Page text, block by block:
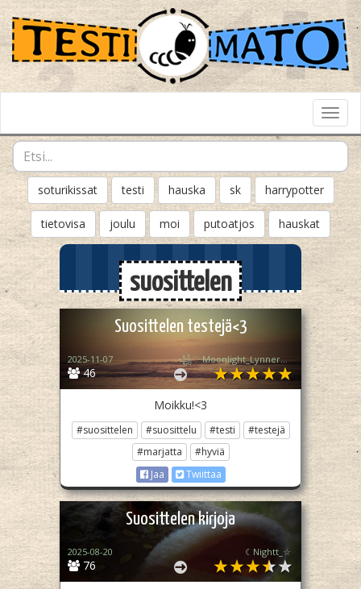
soturikissat testi hauska sk harrypotter
tietovisa joulu moi putoatjos hauskat
suosittelen
Suosittelen testejä<3
46
2025-11-07 ꧁♡ Moonlight_Lynner_Lover ♡꧂
Moikku!<3
#suosittelen #suosittelu #testi
#testejä
#marjatta
#hyviä
Jaa
Twiittaa
Suosittelen kirjoja
76
2025-08-20 ☾Nightt_☆